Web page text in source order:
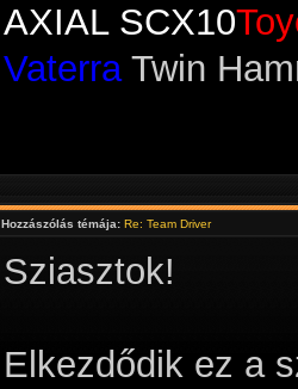
AXIAL SCX10
VaterraTwin
Hozzászólás témája: Re: Team Driver
Sziasztok!
Elkezdődik ez a